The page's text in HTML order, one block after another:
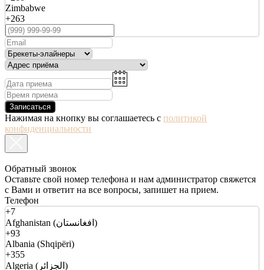
Zimbabwe
+263
Записаться
Нажимая на кнопку вы соглашаетесь с политикой
конфиденциальности
Обратный звонок
Оставьте свой номер телефона и нам администратор свяжется
с Вами и ответит на все вопросы, запишет на прием.
Телефон
+7
Afghanistan (افغانستان)
+93
Albania (Shqipëri)
+355
Algeria (الجزائر)